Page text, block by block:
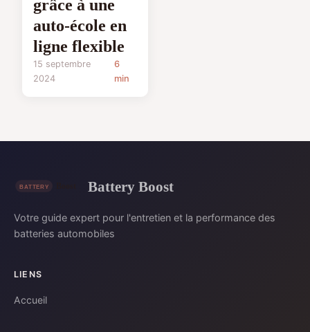
grâce à une
auto-école en
ligne flexible
15 septembre
2024
6
min
Battery Boost
Votre guide expert pour l'entretien et la performance des
batteries automobiles
LIENS
Accueil